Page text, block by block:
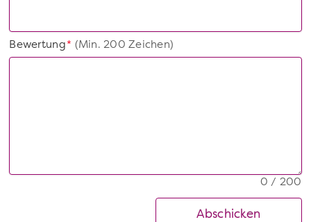
*
Bewertung(Min. 200 Zeichen)
0 / 200
Abschicken